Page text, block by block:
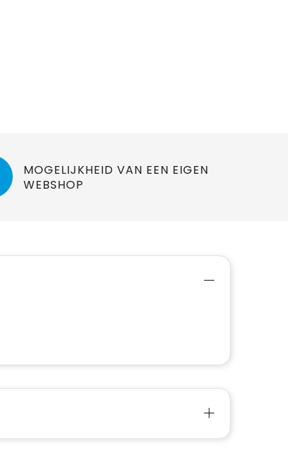
MOGELIJKHEID VAN EEN EIGEN
WEBSHOP